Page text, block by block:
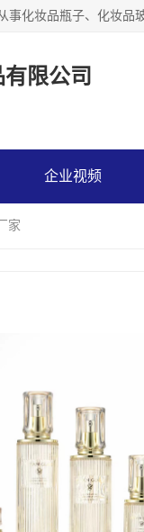
限公司
企业视频
家